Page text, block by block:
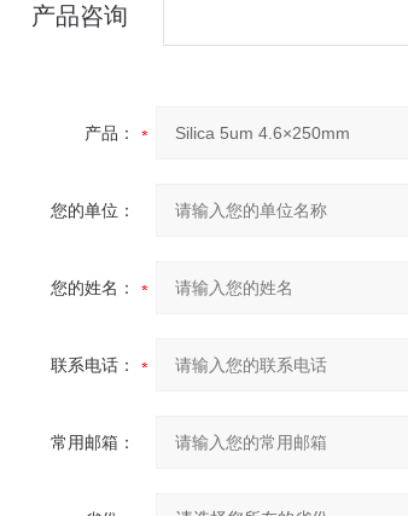
产品咨询
产品：
您的单位：
您的姓名：
联系电话：
常用邮箱：